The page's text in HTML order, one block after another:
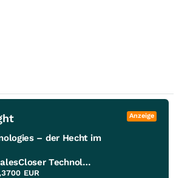
Anzeige
– der Hecht im
SalesCloser Technologies
EUR